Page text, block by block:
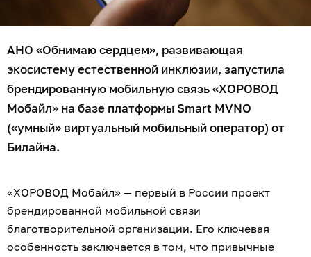
АНО «Обнимаю сердцем», развивающая
экосистему естественной инклюзии, запустила
брендированную мобильную связь «ХОРОВОД
Мобайл» на базе платформы Smart MVNO
(«умный» виртуальный мобильный оператор) от
Билайна.
«ХОРОВОД Мобайл» — первый в России проект
брендированной мобильной связи
благотворительной организации. Его ключевая
особенность заключается в том, что привычные